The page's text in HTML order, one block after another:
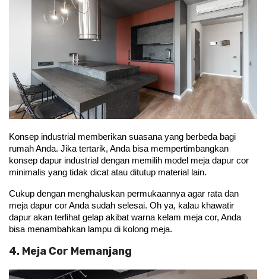
Konsep industrial memberikan suasana yang berbeda bagi
rumah Anda. Jika tertarik, Anda bisa mempertimbangkan
konsep dapur industrial dengan memilih model meja dapur cor
minimalis yang tidak dicat atau ditutup material lain.
Cukup dengan menghaluskan permukaannya agar rata dan
meja dapur cor Anda sudah selesai. Oh ya, kalau khawatir
dapur akan terlihat gelap akibat warna kelam meja cor, Anda
bisa menambahkan lampu di kolong meja.
4. Meja Cor Memanjang